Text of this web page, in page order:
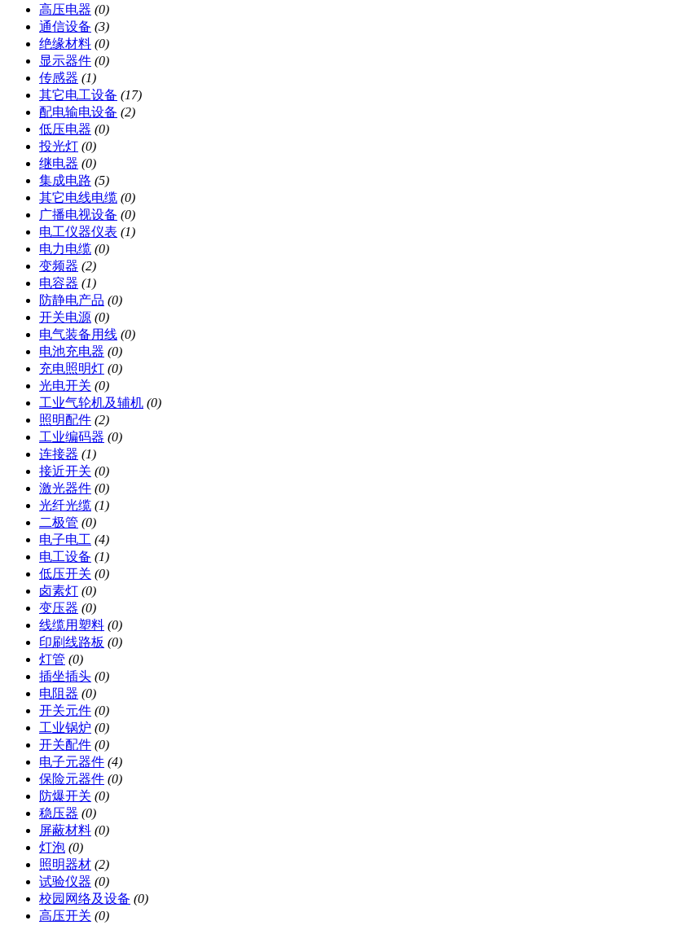
高压电器 (0)
通信设备 (3)
绝缘材料 (0)
显示器件 (0)
传感器 (1)
其它电工设备 (17)
配电输电设备 (2)
低压电器 (0)
投光灯 (0)
继电器 (0)
集成电路 (5)
其它电线电缆 (0)
广播电视设备 (0)
电工仪器仪表 (1)
电力电缆 (0)
变频器 (2)
电容器 (1)
防静电产品 (0)
开关电源 (0)
电气装备用线 (0)
电池充电器 (0)
充电照明灯 (0)
光电开关 (0)
工业气轮机及辅机 (0)
照明配件 (2)
工业编码器 (0)
连接器 (1)
接近开关 (0)
激光器件 (0)
光纤光缆 (1)
二极管 (0)
电子电工 (4)
电工设备 (1)
低压开关 (0)
卤素灯 (0)
变压器 (0)
线缆用塑料 (0)
印刷线路板 (0)
灯管 (0)
插坐插头 (0)
电阻器 (0)
开关元件 (0)
工业锅炉 (0)
开关配件 (0)
电子元器件 (4)
保险元器件 (0)
防爆开关 (0)
稳压器 (0)
屏蔽材料 (0)
灯泡 (0)
照明器材 (2)
试验仪器 (0)
校园网络及设备 (0)
高压开关 (0)